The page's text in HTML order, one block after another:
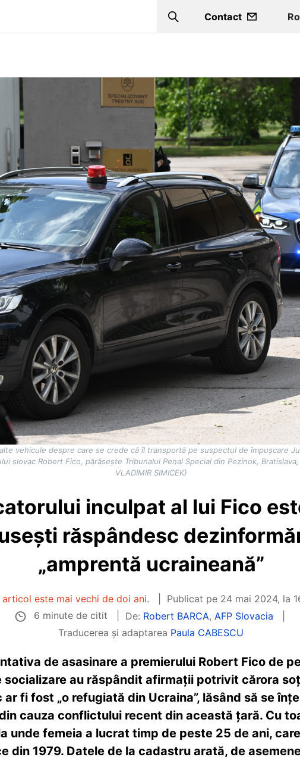
Search
Contact
vehicule despre care se crede că îl transportă pe suspectul de împușcare
slovac Robert Fico, părăsește Tribunalul Penal Special din Pezinok,
VLADIMIR SIMICEK)
inculpat al lui Fico
răspândesc
„amprentă ucraineană”
este mai vechi de doi ani. Publicat pe 24 mai 2024, la
6 minute de citit
De: Robert BARCA, AFP Slovacia
Traducerea și adaptarea Paula CABESCU
de asasinare a premierului Robert Fico de
au răspândit afirmații potrivit cărora
fi fost „o refugiată din Ucraina”, lăsând să se
cauza conflictului recent din această țară. Cu
unde femeia a lucrat timp de peste 25 de ani,
din 1979. Datele de la cadastru arată, de